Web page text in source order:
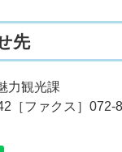
先
力観光課
［ファクス］072-